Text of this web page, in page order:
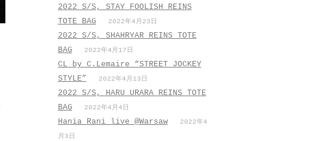
2022 S/S, STAY FOOLISH REINS
TOTE BAG
2022年4月23日
2022 S/S, SHAHRYAR REINS TOTE
BAG
2022年4月17日
CL by C.Lemaire “STREET JOCKEY
STYLE”
2022年4月13日
2022 S/S, HARU URARA REINS TOTE
BAG
2022年4月4日
Hania Rani live @Warsaw
2022年4
月3日